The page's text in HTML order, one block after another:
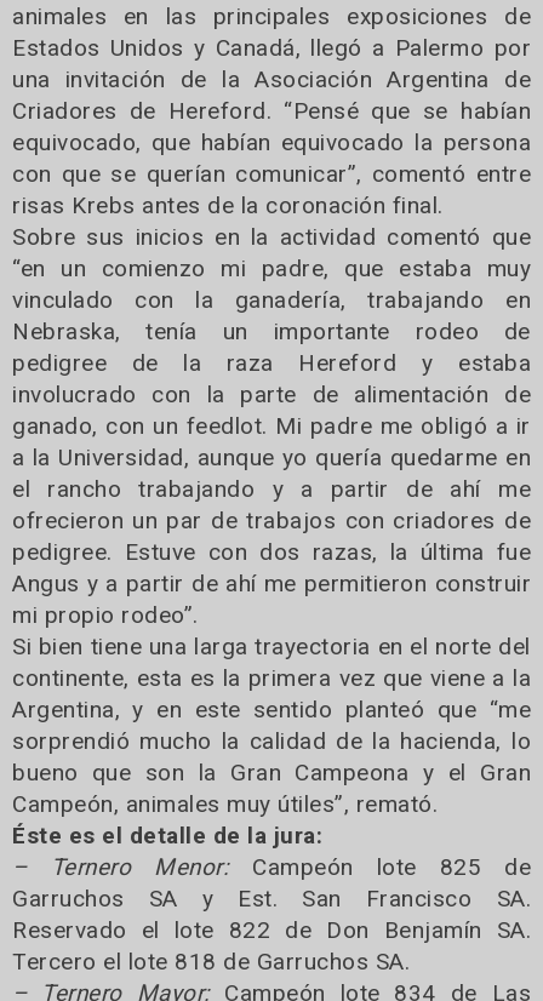
animales en las principales exposiciones de
Estados Unidos y Canadá, llegó a Palermo por
una invitación de la Asociación Argentina de
Criadores de Hereford. “Pensé que se habían
equivocado, que habían equivocado la persona
con que se querían comunicar”, comentó entre
risas Krebs antes de la coronación final.
Sobre sus inicios en la actividad comentó que
“en un comienzo mi padre, que estaba muy
vinculado con la ganadería, trabajando en
Nebraska, tenía un importante rodeo de
pedigree de la raza Hereford y estaba
involucrado con la parte de alimentación de
ganado, con un feedlot. Mi padre me obligó a ir
a la Universidad, aunque yo quería quedarme en
el rancho trabajando y a partir de ahí me
ofrecieron un par de trabajos con criadores de
pedigree. Estuve con dos razas, la última fue
Angus y a partir de ahí me permitieron construir
mi propio rodeo”.
Si bien tiene una larga trayectoria en el norte del
continente, esta es la primera vez que viene a la
Argentina, y en este sentido planteó que “me
sorprendió mucho la calidad de la hacienda, lo
bueno que son la Gran Campeona y el Gran
Campeón, animales muy útiles”, remató.
Éste es el detalle de la jura:
– Ternero Menor:Campeón lote 825 de
Garruchos SA y Est. San Francisco SA.
Reservado el lote 822 de Don Benjamín SA.
Tercero el lote 818 de Garruchos SA.
– Ternero Mayor:Campeón lote 834 de Las